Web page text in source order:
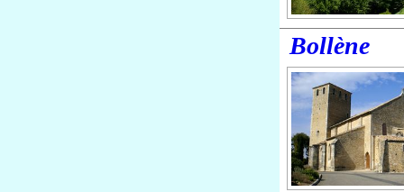
Bollène